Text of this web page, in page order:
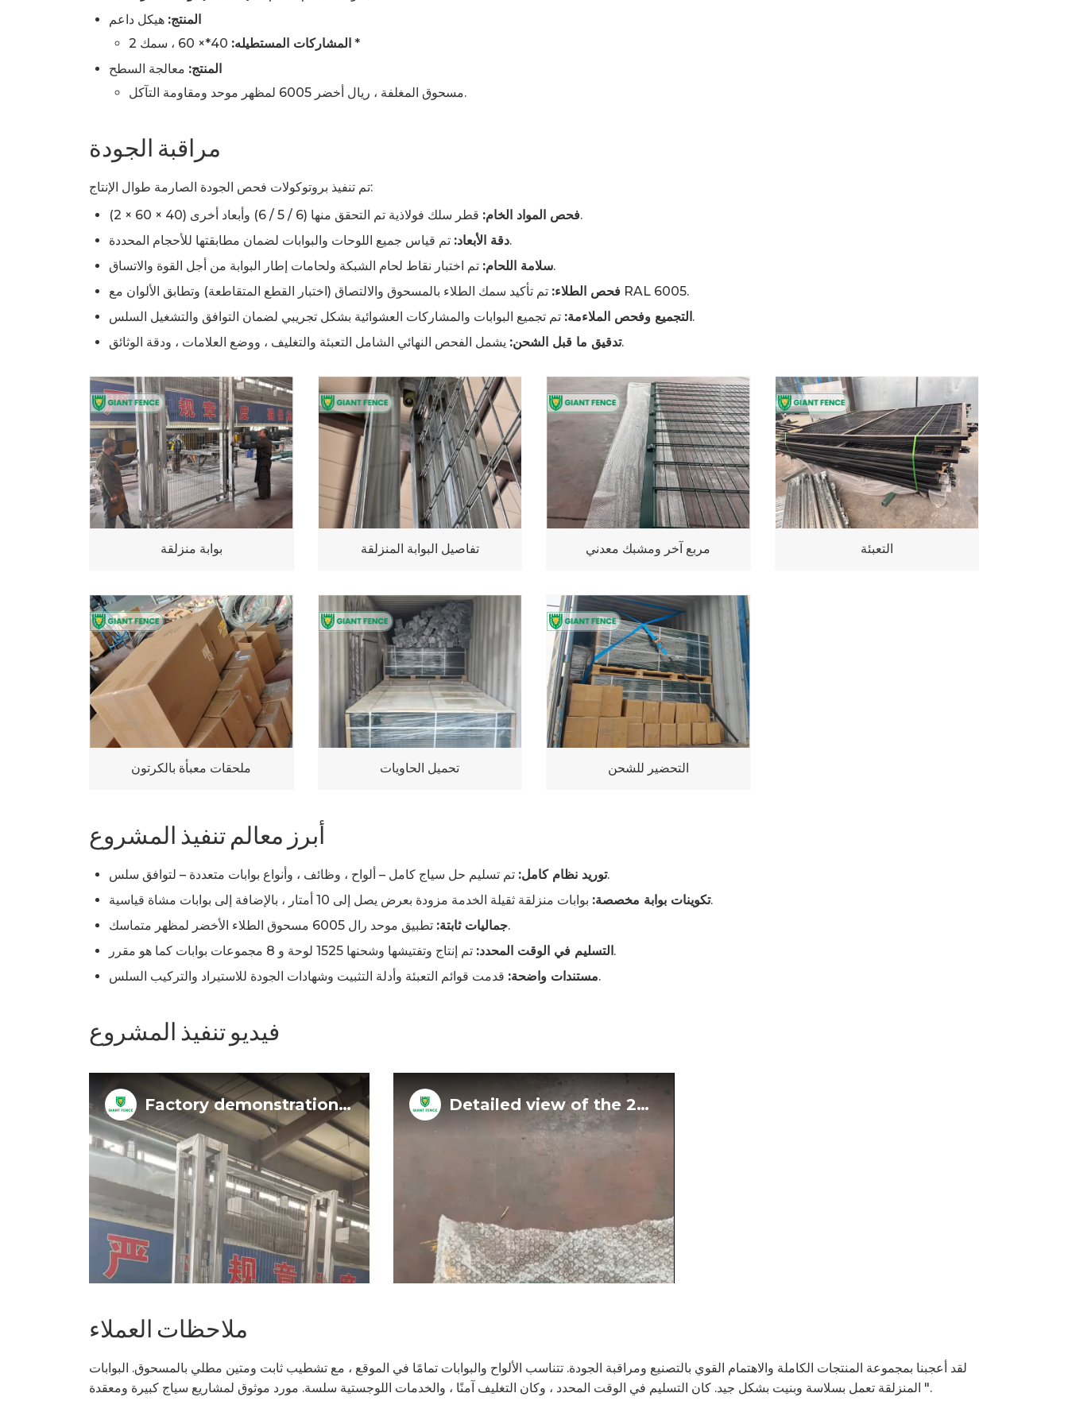
المنتج: هيكل داعم
المشاركات المستطيله: 40*× 60 ، سمك 2 *
المنتج: معالجة السطح
مسحوق المغلفة ، ريال أخضر 6005 لمظهر موحد ومقاومة التآكل.
مراقبة الجودة
تم تنفيذ بروتوكولات فحص الجودة الصارمة طوال الإنتاج:
فحص المواد الخام:قطر سلك فولاذية تم التحقق منها (6 / 5 / 6) وأبعاد أخرى (40 × 60 × 2).
دقة الأبعاد:تم قياس جميع اللوحات والبوابات لضمان مطابقتها للأحجام المحددة.
سلامة اللحام:تم اختبار نقاط لحام الشبكة ولحامات إطار البوابة من أجل القوة والاتساق.
فحص الطلاء: تم تأكيد سمك الطلاء بالمسحوق والالتصاق (اختبار القطع المتقاطعة) وتطابق الألوان مع RAL 6005.
التجميع وفحص الملاءمة:تم تجميع البوابات والمشاركات العشوائية بشكل تجريبي لضمان التوافق والتشغيل السلس.
تدقيق ما قبل الشحن:يشمل الفحص النهائي الشامل التعبئة والتغليف ، ووضع العلامات ، ودقة الوثائق.
بوابة منزلقة تفاصيل البوابة المنزلقة مربع آخر ومشبك معدني التعبئة
ملحقات معبأة بالكرتون تحميل الحاويات التحضير للشحن
أبرز معالم تنفيذ المشروع
توريد نظام كامل:تم تسليم حل سياج كامل – ألواح ، وظائف ، وأنواع بوابات متعددة – لتوافق سلس.
تكوينات بوابة مخصصة:بوابات منزلقة ثقيلة الخدمة مزودة بعرض يصل إلى 10 أمتار ، بالإضافة إلى بوابات مشاة قياسية.
جماليات ثابتة:تطبيق موحد رال 6005 مسحوق الطلاء الأخضر لمظهر متماسك.
التسليم في الوقت المحدد:تم إنتاج وتفتيشها وشحنها 1525 لوحة و 8 مجموعات بوابات كما هو مقرر.
مستندات واضحة:قدمت قوائم التعبئة وأدلة التثبيت وشهادات الجودة للاستيراد والتركيب السلس.
فيديو تنفيذ المشروع
ملاحظات العملاء
لقد أعجبنا بمجموعة المنتجات الكاملة والاهتمام القوي بالتصنيع ومراقبة الجودة. تتناسب الألواح والبوابات تمامًا في الموقع ، مع تشطيب ثابت ومتين مطلي بالمسحوق. البوابات
المنزلقة تعمل بسلاسة وبنيت بشكل جيد. كان التسليم في الوقت المحدد ، وكان التغليف آمنًا ، والخدمات اللوجستية سلسة. مورد موثوق لمشاريع سياج كبيرة ومعقدة ".